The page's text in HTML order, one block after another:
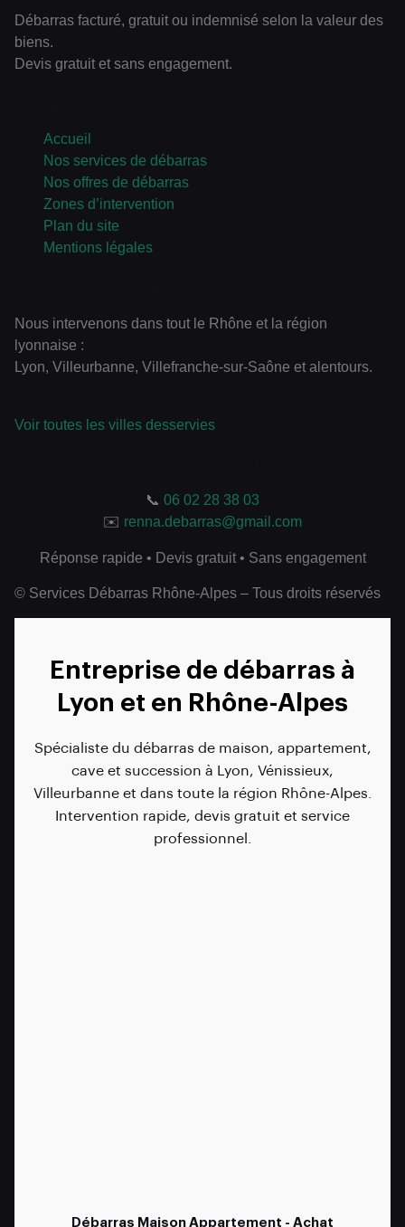
Débarras facturé, gratuit ou indemnisé selon la valeur des
biens.
Devis gratuit et sans engagement.
Accueil
Nos services de débarras
Nos offres de débarras
Zones d’intervention
Plan du site
Mentions légales
Nous intervenons dans tout le Rhône et la région
lyonnaise :
Lyon, Villeurbanne, Villefranche-sur-Saône et alentours.
Voir toutes les villes desservies
📞 06 02 28 38 03
✉️ renna.debarras@gmail.com
Réponse rapide • Devis gratuit • Sans engagement
© Services Débarras Rhône-Alpes – Tous droits réservés
Entreprise de débarras à
Lyon et en Rhône-Alpes
Spécialiste du débarras de maison, appartement,
cave et succession à Lyon, Vénissieux,
Villeurbanne et dans toute la région Rhône-Alpes.
Intervention rapide, devis gratuit et service
professionnel.
Débarras Maison Appartement - Achat